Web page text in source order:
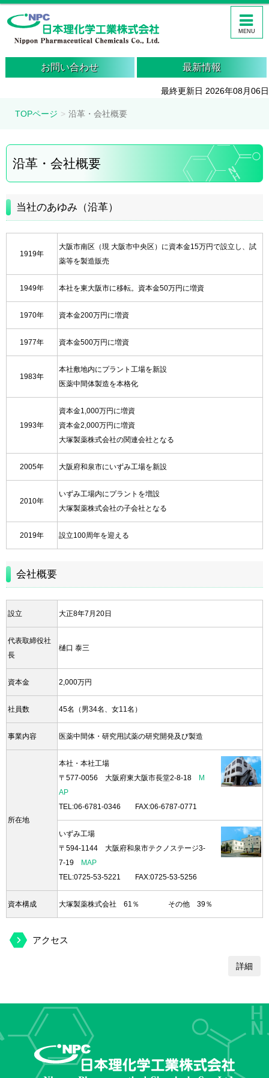
お問い合わせ 最新情報
最終更新日 2026年08月06日
TOPページ 沿革・会社概要
沿革・会社概要
当社のあゆみ（沿革）
1919年
大阪市南区（現 大阪市中央区）に資本金15万円で設立し、試
薬等を製造販売
1949年 本社を東大阪市に移転。資本金50万円に増資
1970年 資本金200万円に増資
1977年 資本金500万円に増資
1983年
本社敷地内にプラント工場を新設
医薬中間体製造を本格化
1993年
資本金1,000万円に増資
資本金2,000万円に増資
大塚製薬株式会社の関連会社となる
2005年 大阪府和泉市にいずみ工場を新設
2010年
いずみ工場内にプラントを増設
大塚製薬株式会社の子会社となる
2019年 設立100周年を迎える
会社概要
設立 大正8年7月20日
代表取締役社
長
樋口 泰三
資本金 2,000万円
社員数 45名（男34名、女11名）
事業内容 医薬中間体・研究用試薬の研究開発及び製造
所在地
本社・本社工場
〒577-0056 大阪府東大阪市長堂2-8-18
M
AP
TEL:06-6781-0346 FAX:06-6787-0771
いずみ工場
〒594-1144 大阪府和泉市テクノステージ3-
7-19
MAP
TEL:0725-53-5221 FAX:0725-53-5256
資本構成 大塚製薬株式会社 61％ その他 39％
アクセス
詳細
MENU